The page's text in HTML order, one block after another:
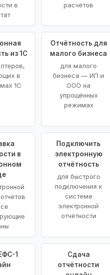
в
расчётов
из 1С
в
1С
Отчётность для
малого бизнеса
для малого
бизнеса — ИП и
ООО на
упрощённых
режимах
в
Подключить
электронную
отчётность
для быстрого
подключения к
системе
электронной
отчётности
1
Сдача
отчётности